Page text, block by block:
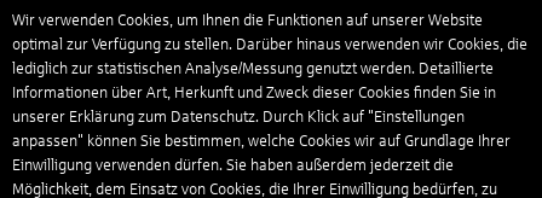
Wir verwenden Cookies, um Ihnen die Funktionen auf unserer Website
optimal zur Verfügung zu stellen. Darüber hinaus verwenden wir Cookies, die
lediglich zur statistischen Analyse/Messung genutzt werden. Detaillierte
Informationen über Art, Herkunft und Zweck dieser Cookies finden Sie in
unserer Erklärung zum Datenschutz. Durch Klick auf "Einstellungen
anpassen" können Sie bestimmen, welche Cookies wir auf Grundlage Ihrer
Einwilligung verwenden dürfen. Sie haben außerdem jederzeit die
Möglichkeit, dem Einsatz von Cookies, die Ihrer Einwilligung bedürfen, zu